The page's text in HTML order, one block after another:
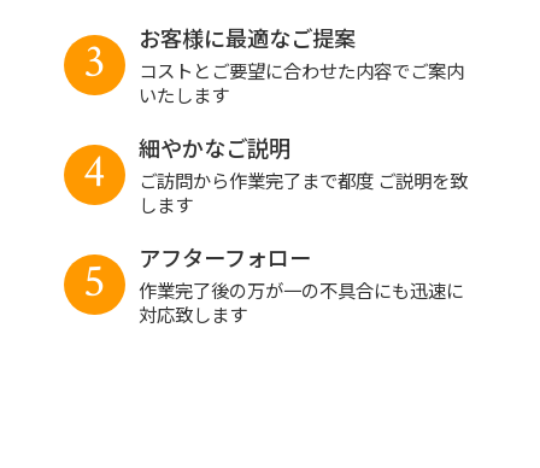
お客様に最適なご提案
コストとご要望に合わせた内容でご案内
いたします
3
細やかなご説明
ご訪問から作業完了まで都度 ご説明を致
します
4
アフターフォロー
作業完了後の万が一の不具合にも迅速に
対応致します
5